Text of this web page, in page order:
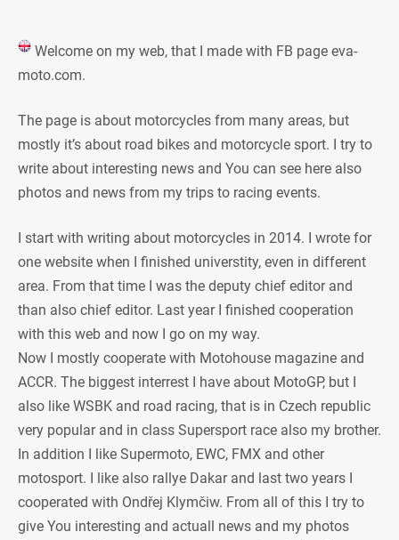
Welcome on my web, that I made with FB page eva-
moto.com.
The page is about motorcycles from many areas, but
mostly it’s about road bikes and motorcycle sport. I try to
write about interesting news and You can see here also
photos and news from my trips to racing events.
I start with writing about motorcycles in 2014. I wrote for
one website when I finished universtity, even in different
area. From that time I was the deputy chief editor and
than also chief editor. Last year I finished cooperation
with this web and now I go on my way.
Now I mostly cooperate with Motohouse magazine and
ACCR. The biggest interrest I have about MotoGP, but I
also like WSBK and road racing, that is in Czech republic
very popular and in class Supersport race also my brother.
In addition I like Supermoto, EWC, FMX and other
motosport. I like also rallye Dakar and last two years I
cooperated with Ondřej Klymčiw. From all of this I try to
give You interesting and actuall news and my photos